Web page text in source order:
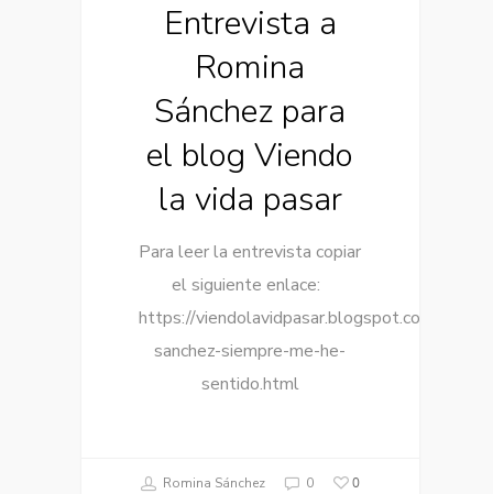
Entrevista a
Romina
Sánchez para
el blog Viendo
la vida pasar
Para leer la entrevista copiar
el siguiente enlace:
https://viendolavidpasar.blogspot.com/
sanchez-siempre-me-he-
sentido.html
Romina Sánchez 0 0